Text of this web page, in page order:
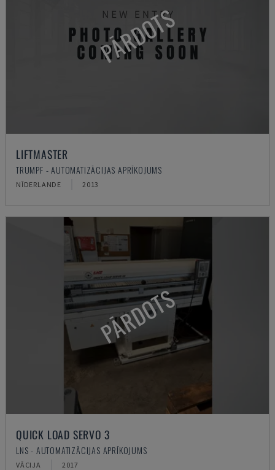
PĀRDOTS
LIFTMASTER
TRUMPF - AUTOMATIZĀCIJAS APRĪKOJUMS
NĪDERLANDE 2013
PĀRDOTS
QUICK LOAD SERVO 3
LNS - AUTOMATIZĀCIJAS APRĪKOJUMS
VĀCIJA 2017